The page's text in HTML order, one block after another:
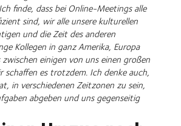
finde, dass bei Online-Meetings alle
sind, wir alle unsere kulturellen
und die Zeit des anderen
Kollegen in ganz Amerika, Europa
einigen von uns einen großen
schaffen es trotzdem. Ich denke auch,
in verschiedenen Zeitzonen zu sein,
abgeben und uns gegenseitig